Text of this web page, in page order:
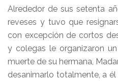
Alrededor de sus setenta
reveses y tuvo que
con excepción de cortos
y colegas le organizaron
muerte de su hermana,
desanimarlo totalmente, a